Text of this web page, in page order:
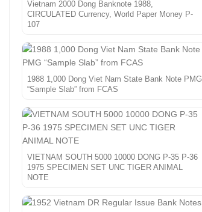
Vietnam 2000 Dong Banknote 1988,
CIRCULATED Currency, World Paper Money P-
107
1988 1,000 Dong Viet Nam State Bank Note PMG
“Sample Slab” from FCAS
VIETNAM SOUTH 5000 10000 DONG P-35 P-36
1975 SPECIMEN SET UNC TIGER ANIMAL
NOTE